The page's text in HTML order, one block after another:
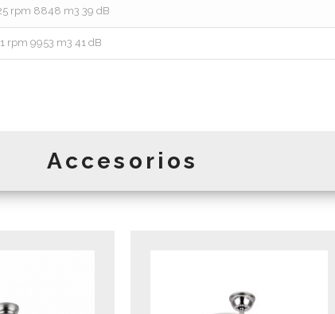
rpm 8848 m3 39 dB
rpm 9953 m3 41 dB
Accesorios